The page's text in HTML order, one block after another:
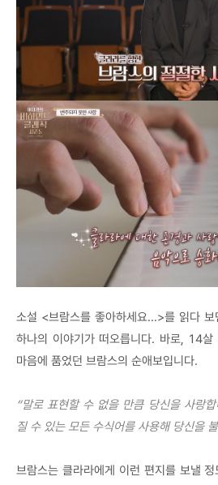
소설 <브람스를 좋아하세요...>를 읽다
하나의 이야기가 떠오릅니다. 바로, 14살
마음에 품었던 브람스의 순애보입니다.
“말로 표현할 수 없을 만큼 당신을 사랑
질 수 있는 모든 수식어를 사용해 당신을
브람스는 클라라에게 이런 편지를 보낼